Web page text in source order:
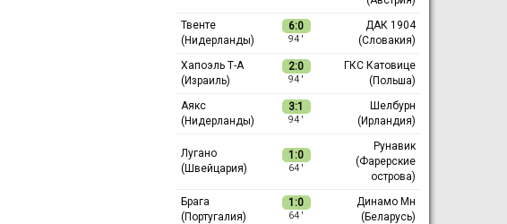
Твенте
(Нидерланды)
6:0
94 ′
ДАК 1904
(Словакия)
Хапоэль Т-А
(Израиль)
2:0
94 ′
ГКС Катовице
(Польша)
Аякс
(Нидерланды)
3:1
94 ′
Шелбурн
(Ирландия)
Лугано
(Швейцария)
1:0
64 ′
Рунавик
(Фарерские
острова)
Брага
(Португалия)
1:0
64 ′
Динамо Мн
(Беларусь)